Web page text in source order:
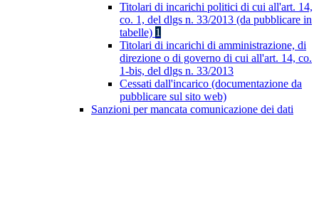
Titolari di incarichi politici di cui all'art. 14,
co. 1, del dlgs n. 33/2013 (da pubblicare in
tabelle) 1
Titolari di incarichi di amministrazione, di
direzione o di governo di cui all'art. 14, co.
1-bis, del dlgs n. 33/2013
Cessati dall'incarico (documentazione da
pubblicare sul sito web)
Sanzioni per mancata comunicazione dei dati